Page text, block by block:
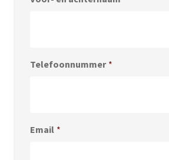
Telefoonnummer *
Email *